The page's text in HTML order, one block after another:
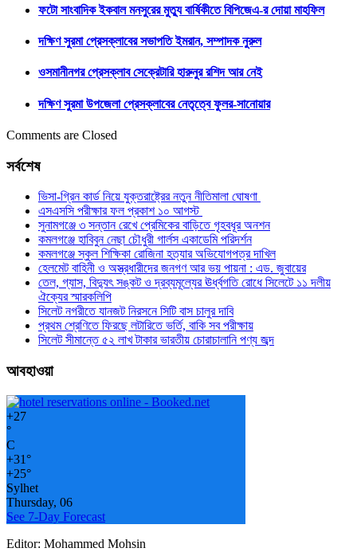
ফটো সাংবাদিক ইকবাল মনসুরের মুত্যু বার্ষিকীতে বিপিজেএ-র দোয়া মাহফিল
দক্ষিণ সুরমা প্রেসক্লাবের সভাপতি ইমরান, সম্পাদক নুরুল
ওসমানীনগর প্রেসক্লাব সেক্রেটারি হারুনুর রশিদ আর নেই
দক্ষিণ সুরমা উপজেলা প্রেসক্লাবের নেতৃত্বে ফুলর-সানোয়ার
Comments are Closed
সর্বশেষ
ভিসা-গ্রিন কার্ড নিয়ে যুক্তরাষ্ট্রের নতুন নীতিমালা ঘোষণা
এসএসসি পরীক্ষার ফল প্রকাশ ১০ আগস্ট
সুনামগঞ্জে ৩ সন্তান রেখে প্রেমিকের বাড়িতে গৃহবধূর অনশন
কমলগঞ্জে হাবিবুন নেছা চৌধুরী গার্লস একাডেমি পরিদর্শন
কমলগঞ্জে স্কুল শিক্ষিকা রোজিনা হত্যার অভিযোগপত্র দাখিল
হেলমেট বাহিনী ও অস্ত্রধারীদের জনগণ আর ভয় পায়না : এড. জুবায়ের
তেল, গ্যাস, বিদ্যুৎ সঙ্কট ও দ্রব্যমূল্যের ঊর্ধ্বগতি রোধে সিলেটে ১১ দলীয়
ঐক্যের স্মারকলিপি
সিলেট নগরীতে যানজট নিরসনে সিটি বাস চালুর দাবি
প্রথম শ্রেণিতে ফিরছে লটারিতে ভর্তি, বাকি সব পরীক্ষায়
সিলেট সীমান্তে ৫২ লাখ টাকার ভারতীয় চোরাচালানি পণ্য জব্দ
আবহাওয়া
+27
°
C
+31°
+25°
Sylhet
Thursday, 06
See 7-Day Forecast
Editor: Mohammed Mohsin